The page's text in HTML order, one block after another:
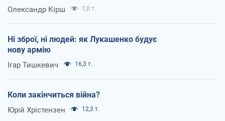
Олександр Кірш 1,0 т.
Ні зброї, ні людей: як Лукашенко будує
нову армію
Ігар Тишкевич 16,3 т.
Коли закінчиться війна?
Юрій Хрістензен 12,3 т.